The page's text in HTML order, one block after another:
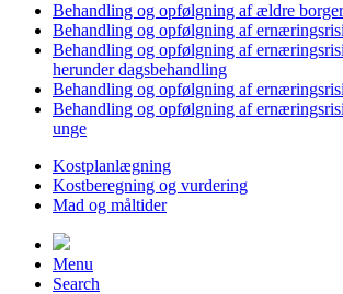
Behandling og opfølgning af ældre
Behandling og opfølgning af
Behandling og opfølgning af
herunder dagsbehandling
Behandling og opfølgning af
Behandling og opfølgning af
unge
Kostplanlægning
Kostberegning og vurdering
Mad og måltider
Menu
Search